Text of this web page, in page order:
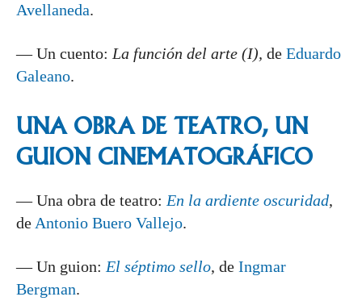
Avellaneda.
— Un cuento: La función del arte (I), de Eduardo
Galeano.
UNA OBRA DE TEATRO, UN
GUION CINEMATOGRÁFICO
— Una obra de teatro: En la ardiente oscuridad,
de Antonio Buero Vallejo.
— Un guion: El séptimo sello, de Ingmar
Bergman.